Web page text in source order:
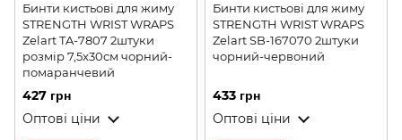
Бинти кистьові для жиму
STRENGTH WRIST WRAPS
Zelart TA-7807 2штуки
розмір 7,5x30см чорний-
помаранчевий
427 грн
Оптові ціни
Бинти кистьові для жиму
STRENGTH WRIST WRAPS
Zelart SB-167070 2штуки
чорний-червоний
433 грн
Оптові ціни